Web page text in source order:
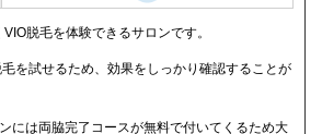
脱毛を体験できるサロンです。
を試せるため、効果をしっかり確認することが
には両脇完了コースが無料で付いてくるため大